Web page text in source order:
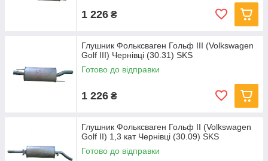
1 226 ₴
Глушник Фольксваген Гольф III (Volkswagen
Golf III) Чернівці (30.31) SKS
Готово до відправки
1 226 ₴
Глушник Фольксваген Гольф II (Volkswagen
Golf II) 1,3 кат Чернівці (30.09) SKS
Готово до відправки